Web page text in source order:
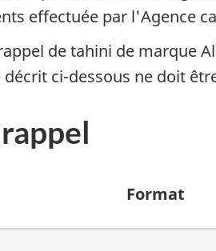
effectuée par l'Agence
de tahini de marque
décrit ci-dessous ne doit
Format